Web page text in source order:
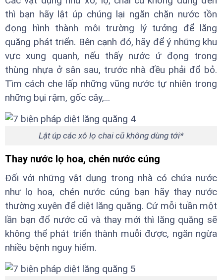
thì bạn hãy lật úp chúng lại ngăn chặn nước tồn
đọng hình thành môi trường lý tưởng để lăng
quăng phát triển. Bên cạnh đó, hãy để ý những khu
vực xung quanh, nếu thấy nước ứ đọng trong
thùng nhựa ở sân sau, trước nhà đều phải đổ bỏ.
Tìm cách che lấp những vũng nước tự nhiên trong
những bụi rậm, gốc cây,...
Lật úp các xô lọ chai cũ không dùng tới*
Thay nước lọ hoa, chén nước cúng
Đối với những vật dụng trong nhà có chứa nước
như lọ hoa, chén nước cúng bạn hãy thay nước
thường xuyên để diệt lăng quăng. Cứ mỗi tuần một
lần bạn đổ nước cũ và thay mới thì lăng quăng sẽ
không thể phát triển thành muỗi được, ngăn ngừa
nhiều bệnh nguy hiểm.